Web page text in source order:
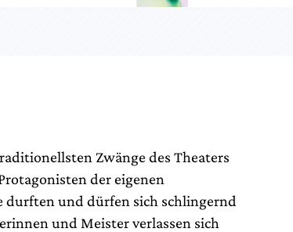
Zwänge des Theaters
der eigenen
durften und dürfen sich schlingernd
und Meister verlassen sich